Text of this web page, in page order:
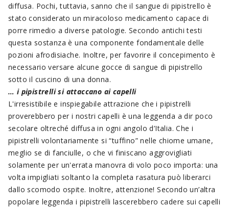
diffusa. Pochi, tuttavia, sanno che il sangue di pipistrello è
stato considerato un miracoloso medicamento capace di
porre rimedio a diverse patologie. Secondo antichi testi
questa sostanza è una componente fondamentale delle
pozioni afrodisiache. Inoltre, per favorire il concepimento è
necessario versare alcune gocce di sangue di pipistrello
sotto il cuscino di una donna.
… i pipistrelli si attaccano ai capelli
L'irresistibile e inspiegabile attrazione che i pipistrelli
proverebbero per i nostri capelli è una leggenda a dir poco
secolare oltreché diffusa in ogni angolo d’Italia. Che i
pipistrelli volontariamente si “tuffino” nelle chiome umane,
meglio se di fanciulle, o che vi finiscano aggrovigliati
solamente per un'errata manovra di volo poco importa: una
volta impigliati soltanto la completa rasatura può liberarci
dallo scomodo ospite. Inoltre, attenzione! Secondo un’altra
popolare leggenda i pipistrelli lascerebbero cadere sui capelli